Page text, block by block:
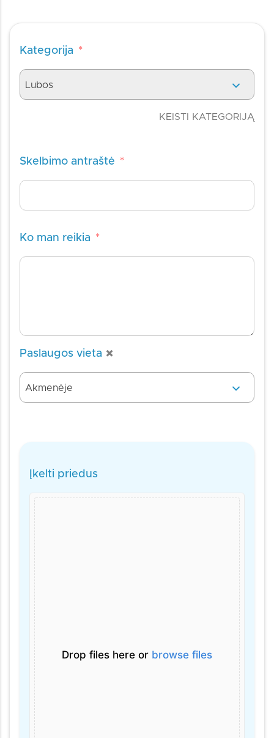
Kategorija *
Lubos
KEISTI KATEGORIJĄ
Skelbimo antraštė *
Ko man reikia *
Paslaugos vieta ×
Akmenėje
Įkelti priedus
Drop files here or browse files